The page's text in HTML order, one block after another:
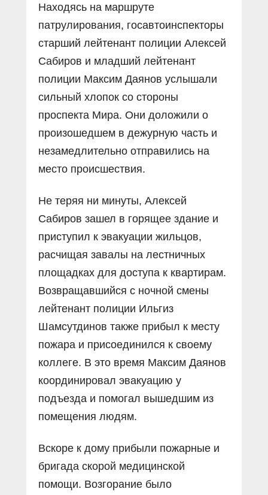
Находясь на маршруте
патрулирования, госавтоинспекторы
старший лейтенант полиции Алексей
Сабиров и младший лейтенант
полиции Максим Даянов услышали
сильный хлопок со стороны
проспекта Мира. Они доложили о
произошедшем в дежурную часть и
незамедлительно отправились на
место происшествия.
Не теряя ни минуты, Алексей
Сабиров зашел в горящее здание и
приступил к эвакуации жильцов,
расчищая завалы на лестничных
площадках для доступа к квартирам.
Возвращавшийся с ночной смены
лейтенант полиции Ильгиз
Шамсутдинов также прибыл к месту
пожара и присоединился к своему
коллеге. В это время Максим Даянов
координировал эвакуацию у
подъезда и помогал вышедшим из
помещения людям.
Вскоре к дому прибыли пожарные и
бригада скорой медицинской
помощи. Возгорание было